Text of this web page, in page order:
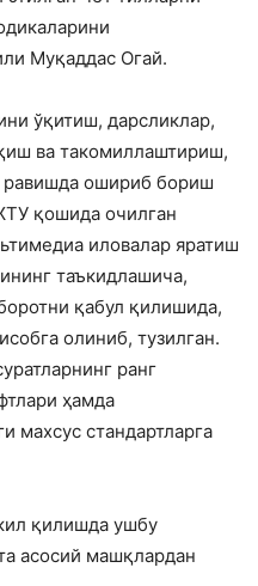
Муқаддас Огай.
ўқитиш, дарсликлар,
ва такомиллаштириш,
равишда ошириб бориш
қошида очилган
иловалар яратиш
таъкидлашича,
қабул қилишида,
олиниб, тузилган.
ранг
ҳамда
махсус стандартларга
қилишда ушбу
асосий машқлардан